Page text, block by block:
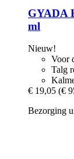
GYADA
ml
Nieuw!
Voor
Talg
€ 19,05 (€
Bezorging